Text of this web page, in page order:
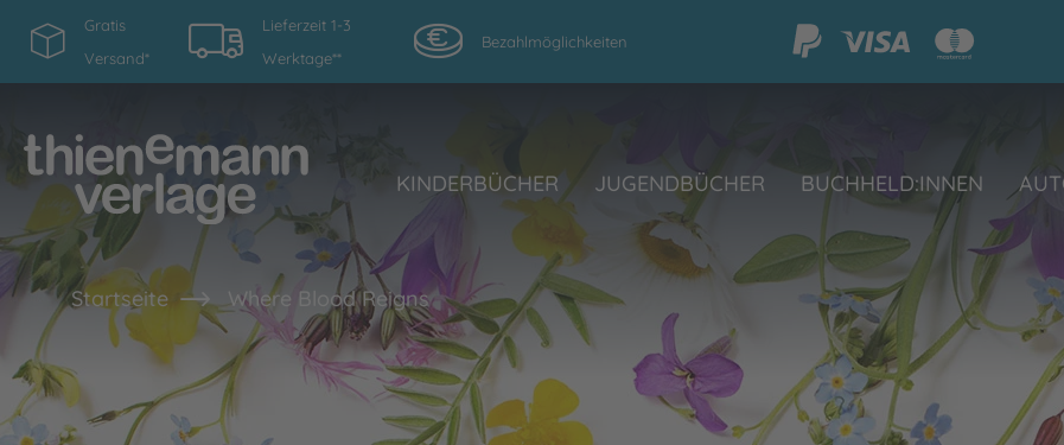
Gratis
Versand*
Lieferzeit 1-3
Werktage**
Bezahlmöglichkeiten
KINDERBÜCHER JUGENDBÜCHER BUCHHELD:INNEN
Startseite Where Blood Reigns